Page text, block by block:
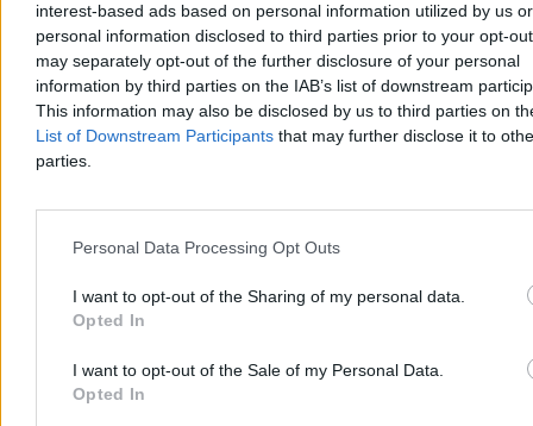
interest-based ads based on personal information utilized by us or
personal information disclosed to third parties prior to your opt-
may separately opt-out of the further disclosure of your personal
information by third parties on the IAB’s list of downstream
This information may also be disclosed by us to third parties on
List of Downstream Participants that may further disclose it to
parties.
Personal Data Processing Opt Outs
I want to opt-out of the Sharing of my personal data.
Opted In
I want to opt-out of the Sale of my Personal Data.
Opted In
Nawrocki wcale nie musi być entuzjastą pomysłu, aby rząd Donalda
Tuska meblował mu Krajową Radę Radiofonii i Telewizji, znosił
Zjednoczonej Prawicy) czy wycofywał kłopotliwą dla rządu
likwidację spółek medialnych.